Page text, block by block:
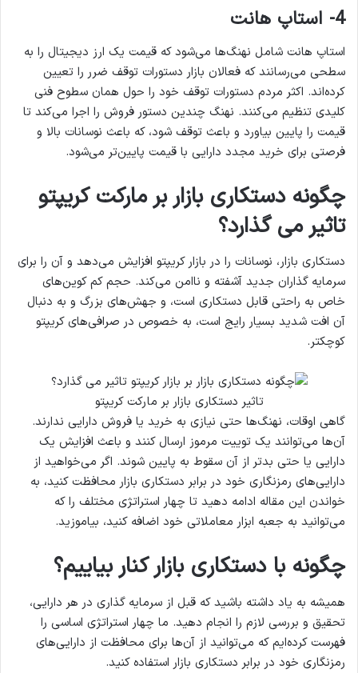
4- استاپ هانت
استاپ هانت شامل نهنگ‌ها می‌شود که قیمت یک ارز دیجیتال را به
سطحی می‌رسانند که فعالان بازار دستورات توقف ضرر را تعیین
کرده‌اند. اکثر مردم دستورات توقف خود را حول همان سطوح فنی
کلیدی تنظیم می‌کنند. نهنگ چندین دستور فروش را اجرا می‌کند تا
قیمت را پایین بیاورد و باعث توقف شود، که باعث نوسانات بالا و
فرصتی برای خرید مجدد دارایی با قیمت پایین‌تر می‌شود.
چگونه دستکاری بازار بر مارکت کریپتو
تاثیر می گذارد؟
دستکاری بازار، نوسانات را در بازار کریپتو افزایش می‌دهد و آن را برای
سرمایه گذاران جدید آشفته و ناامن می‌کند. حجم کم کوین‌های
خاص به راحتی قابل دستکاری است، و جهش‌های بزرگ و به دنبال
آن افت شدید بسیار رایج است، به خصوص در صرافی‌های کریپتو
کوچکتر.
تاثیر دستکاری بازار بر مارکت کریپتو
گاهی اوقات، نهنگ‌ها حتی نیازی به خرید یا فروش دارایی ندارند.
آن‌ها می‌توانند یک توییت مرموز ارسال کنند و باعث افزایش یک
دارایی یا حتی بدتر از آن سقوط به پایین شوند. اگر می‌خواهید از
دارایی‌های رمزنگاری خود در برابر دستکاری بازار محافظت کنید، به
خواندن این مقاله ادامه دهید تا چهار استراتژی مختلف را که
می‌توانید به جعبه ابزار معاملاتی خود اضافه کنید، بیاموزید.
چگونه با دستکاری بازار کنار بیاییم؟
همیشه به یاد داشته باشید که قبل از سرمایه گذاری در هر دارایی،
تحقیق و بررسی لازم را انجام دهید. ما چهار استراتژی اساسی را
فهرست کرده‌ایم که می‌توانید از آن‌ها برای محافظت از دارایی‌های
رمزنگاری خود در برابر دستکاری بازار استفاده کنید.